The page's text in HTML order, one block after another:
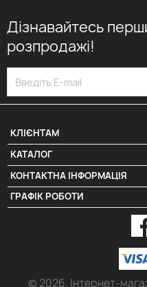
Дізнавайтесь
розпродажі!
КЛІЄНТАМ
КАТАЛОГ
КОНТАКТНА ІНФОРМАЦІЯ
ГРАФІК РОБОТИ
© 2026. Інтернет-